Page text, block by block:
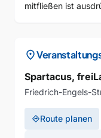
mitfließen ist
location_on
Spartacus,
Friedrich-Engels-
directionsRoute planen